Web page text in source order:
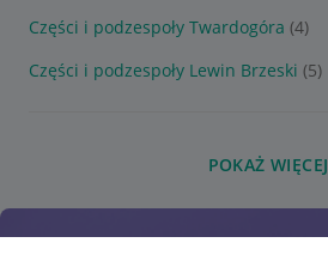
Części i podzespoły Twardogóra (4)
Części i podzespoły Lewin Brzeski (5)
POKAŻ WIĘCEJ